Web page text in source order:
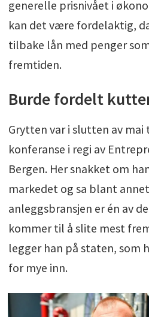
generelle prisnivået i
kan det være fordelaktig,
tilbake lån med penger
fremtiden.
Burde fordelt
Grytten var i slutten av mai
konferanse i regi av
Bergen. Her snakket om
markedet og sa blant
anleggsbransjen er én av
kommer til å slite mest
legger han på staten, som
for mye inn.